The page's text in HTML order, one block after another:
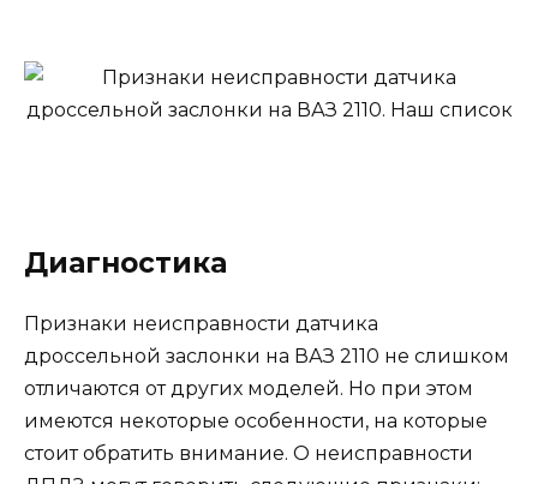
Диагностика
Признаки неисправности датчика
дроссельной заслонки на ВАЗ 2110 не слишком
отличаются от других моделей. Но при этом
имеются некоторые особенности, на которые
стоит обратить внимание. О неисправности